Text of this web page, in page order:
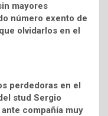
mayores
número exento de
olvidarlos en el
perdedoras en el
stud Sergio
ante compañía muy